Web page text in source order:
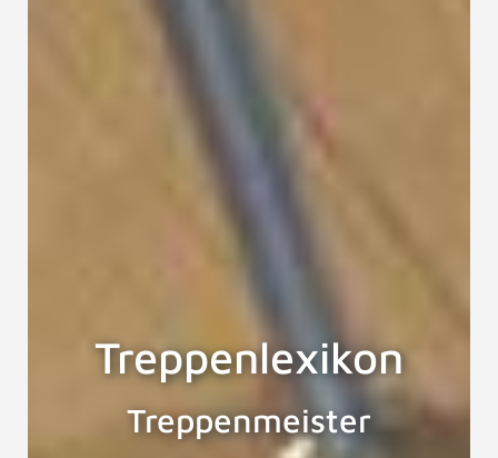
Treppenlexikon
Treppenmeister